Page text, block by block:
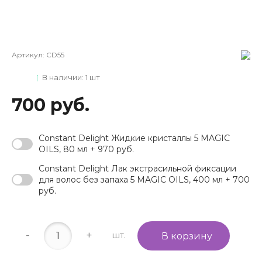
Артикул: CD55
В наличии: 1 шт
700 руб.
Constant Delight Жидкие кристаллы 5 MAGIC
OILS, 80 мл + 970 руб.
Constant Delight Лак экстрасильной фиксации
для волос без запаха 5 MAGIC OILS, 400 мл + 700
руб.
- + шт. В корзину